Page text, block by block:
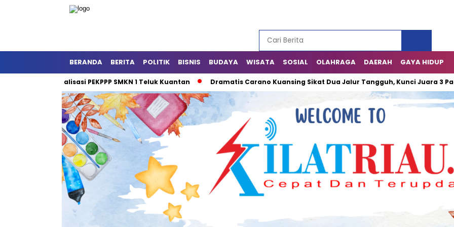
BERANDA BERITA POLITIK BISNIS BUDAYA WISATA SOSIAL OLAHRAGA DAERAH GAYA HIDUP
dan Sosialisasi PEKPPP SMKN 1 Teluk Kuantan Dramatis Carano Kuansing Sikat Dua Jalur Tangguh, Kunci Juara 3 Pacu